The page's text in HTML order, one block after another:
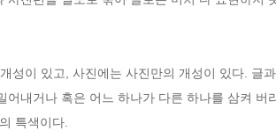
성이 있고, 사진에는 사진만의 개성이 있다. 글
어내거나 혹은 어느 하나가 다른 하나를 삼켜
특색이다.